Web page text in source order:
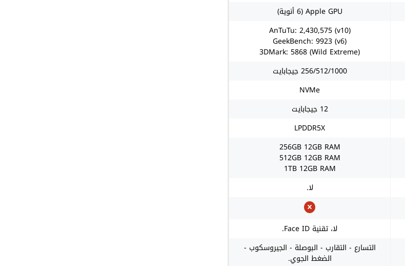
Apple GPU (6 أنوية)
AnTuTu: 2,430,575 (v10)
GeekBench: 9923 (v6)
3DMark: 5868 (Wild Extreme)
256/512/1000 جيجابايت
NVMe
12 جيجابايت
LPDDR5X
256GB 12GB RAM
512GB 12GB RAM
1TB 12GB RAM
لا.
لا، تقنية Face ID.
التسارع - التقارب - البوصلة - الجيروسكوب -
الضغط الجوي.